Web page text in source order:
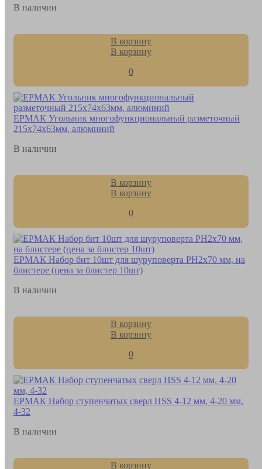
В наличии
В корзину
В корзину
0
ЕРМАК Угольник многофункциональный разметочный
215x74x63мм, алюминий
В наличии
В корзину
В корзину
0
ЕРМАК Набор бит 10шт для шуруповерта PH2х70 мм, на
блистере (цена за блистер 10шт)
В наличии
В корзину
В корзину
0
ЕРМАК Набор ступенчатых сверл HSS 4-12 мм, 4-20 мм,
4-32
В наличии
В корзину